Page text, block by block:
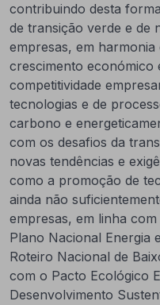
contribuindo desta
de transição verde e de
empresas, em
crescimento económico
competitividade
tecnologias e de
carbono e
com os desafios da
novas tendências e
como a promoção de
ainda não
empresas, em linha
Plano Nacional Energia
Roteiro Nacional de
com o Pacto Ecológico
Desenvolvimento